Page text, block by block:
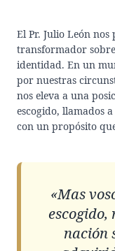
El Pr. Julio León nos
transformador
identidad. En un
por nuestras
nos eleva a una
escogido, llamados
con un propósito
«Mas
escogido,
nación